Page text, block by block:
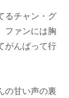
るチャン・グ
ファンには胸
がんばって行
の甘い声の裏